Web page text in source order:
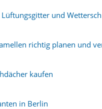
und
richtig planen und
kaufen
in Berlin